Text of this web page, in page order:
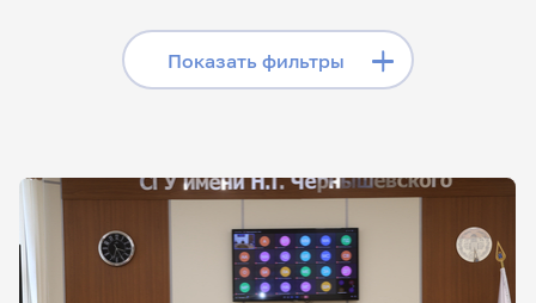
смотрите сюжеты на
«Rutube»
Показать фильтры
Скрыть фильтры
Поиск по рубрикам